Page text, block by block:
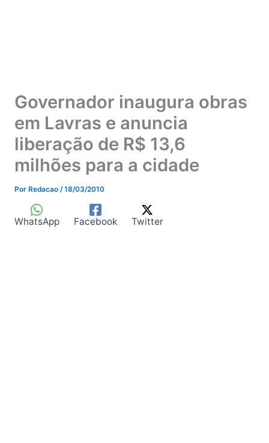
Governador inaugura obras
em Lavras e anuncia
liberação de R$ 13,6
milhões para a cidade
Por Redacao /18/03/2010
WhatsApp Facebook Twitter